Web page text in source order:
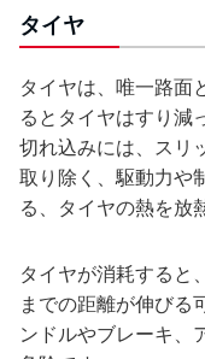
タイヤ
タイヤは、唯一路面
るとタイヤはすり減
切れ込みには、スリ
取り除く、駆動力や
る、タイヤの熱を放
タイヤが消耗すると
までの距離が伸びる
ンドルやブレーキ、